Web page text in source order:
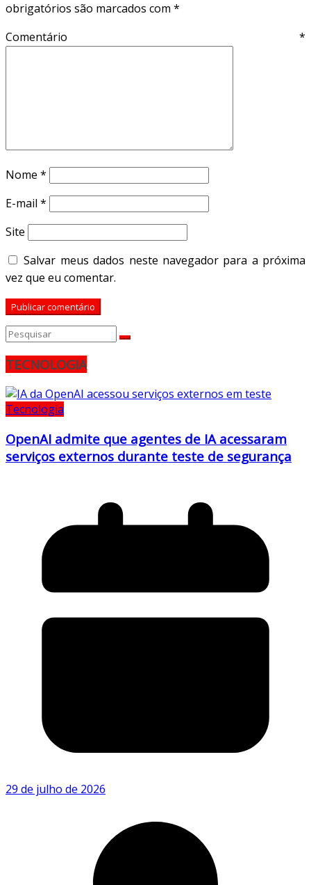
obrigatórios são marcados com *
Comentário *
Nome *
E-mail *
Site
Salvar meus dados neste navegador para a próxima
vez que eu comentar.
TECNOLOGIA
Tecnologia
OpenAI admite que agentes de IA acessaram
serviços externos durante teste de segurança
29 de julho de 2026